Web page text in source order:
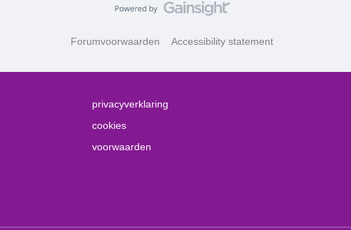
Forumvoorwaarden Accessibility statement
privacyverklaring
cookies
voorwaarden